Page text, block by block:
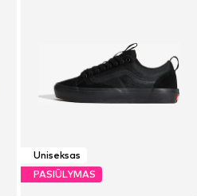
Uniseksas
PASIŪLYMAS